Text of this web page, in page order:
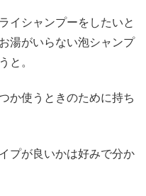
イシャンプーをしたいと
湯がいらない泡シャンプ
と。
か使うときのために持ち
プが良いかは好みで分か